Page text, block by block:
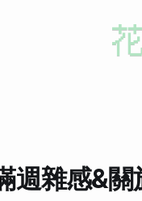
週雜感&關